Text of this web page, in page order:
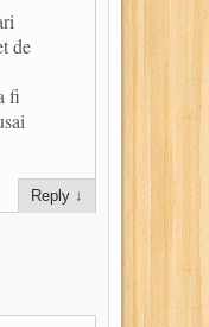
de
fi
Reply ↓